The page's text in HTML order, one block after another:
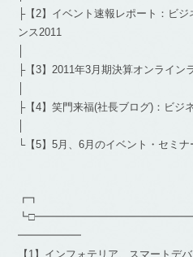
├【2】イベント速報レポート：ビ
ンス2011
├【3】2011年3月期決算オンライン
├【4】笑門来福(社長ブログ)：ビジ
└【5】5月、6月のイベント・セミナ
┏┓
━━━━━━
【1】インフォテリア、スマートデ